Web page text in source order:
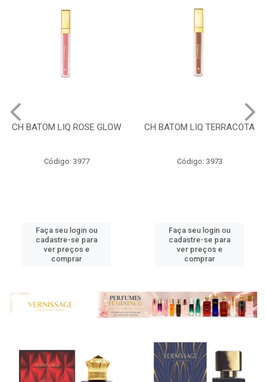
CH BATOM LIQ ROSE GLOW
Código: 3977
Faça seu login ou
cadastre-se para
ver preços e
comprar
CH BATOM LIQ TERRACOTA
Código: 3973
Faça seu login ou
cadastre-se para
ver preços e
comprar